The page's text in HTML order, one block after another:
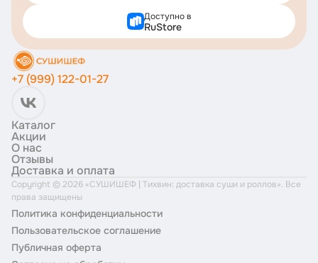
Доступно в
RuStore
+7 (999) 122-01-27
Каталог
Акции
О нас
Отзывы
Доставка и оплата
Copyright © 2026 «СУШИШЕФ | Тихвин: доставка суши и роллов». Все
права защищены
Политика конфиденциальности
Пользовательское соглашение
Публичная оферта